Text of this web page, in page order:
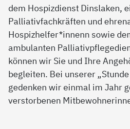
dem Hospizdienst Dinslaken,
Palliativfachkräften und
Hospizhelfer*innenn sowie
ambulanten
können wir Sie und Ihre
begleiten. Bei unserer
gedenken wir einmal im Jahr
verstorbenen